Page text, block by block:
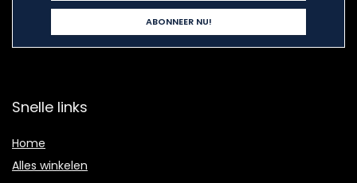
Snelle links
Home
Alles winkelen